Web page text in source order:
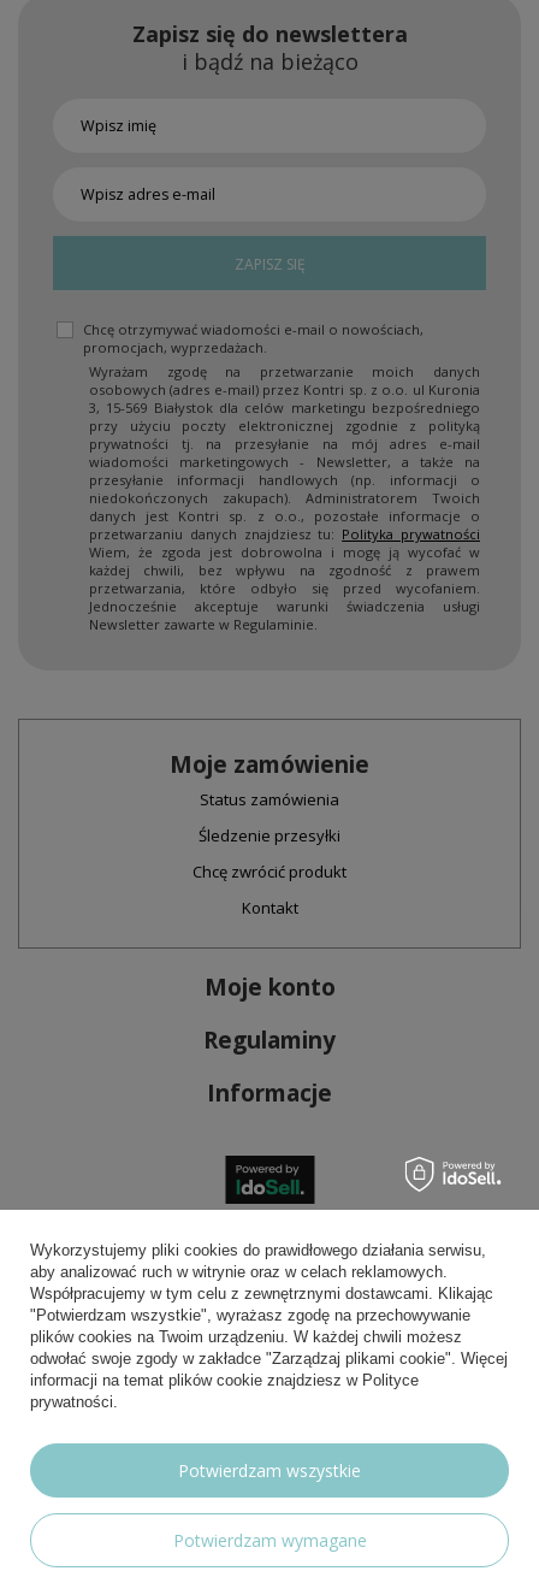
Zapisz się do newslettera
i bądź na bieżąco
ZAPISZ SIĘ
Chcę otrzymywać wiadomości e-mail o nowościach,
promocjach, wyprzedażach.
Wyrażam zgodę na przetwarzanie moich danych
osobowych (adres e-mail) przez Kontri sp. z o.o. ul Kuronia
3, 15-569 Białystok dla celów marketingu bezpośredniego
przy użyciu poczty elektronicznej zgodnie z polityką
prywatności tj. na przesyłanie na mój adres e-mail
wiadomości marketingowych - Newsletter, a także na
przesyłanie informacji handlowych (np. informacji o
niedokończonych zakupach). Administratorem Twoich
danych jest Kontri sp. z o.o., pozostałe informacje o
przetwarzaniu danych znajdziesz tu: Polityka prywatności
Wiem, że zgoda jest dobrowolna i mogę ją wycofać w
każdej chwili, bez wpływu na zgodność z prawem
przetwarzania, które odbyło się przed wycofaniem.
Jednocześnie akceptuje warunki świadczenia usługi
Newsletter zawarte w Regulaminie.
Moje zamówienie
Status zamówienia
Śledzenie przesyłki
Chcę zwrócić produkt
Kontakt
Moje konto
Regulaminy
Informacje
Bezpieczne płatności
Wygodna dostawa
Możesz nam zaufać
Wykorzystujemy pliki cookies do prawidłowego działania serwisu,
aby analizować ruch w witrynie oraz w celach reklamowych.
Współpracujemy w tym celu z zewnętrznymi dostawcami. Klikając
"Potwierdzam wszystkie", wyrażasz zgodę na przechowywanie
plików cookies na Twoim urządzeniu. W każdej chwili możesz
odwołać swoje zgody w zakładce "Zarządzaj plikami cookie". Więcej
informacji na temat plików cookie znajdziesz w Polityce
prywatności.
Potwierdzam wymagane
Potwierdzam wszystkie